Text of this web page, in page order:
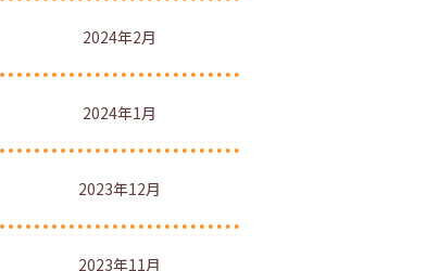
2024年2月
2024年1月
2023年12月
2023年11月